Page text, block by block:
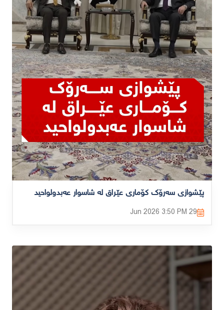
پێشوازی سەرۆک کۆماری عێراق لە شاسوار عەبدولواحید
29 Jun 2026
3:50 PM